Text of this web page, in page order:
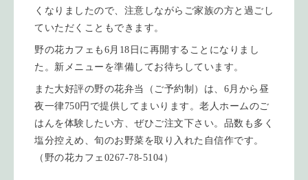
くなりましたので、注意しながらご家族の方と過ごし
ていただくこともできます。
野の花カフェも6月18日に再開することになりまし
た。新メニューを準備してお待ちしています。
また大好評の野の花弁当（ご予約制）は、6月から昼
夜一律750円で提供してまいります。老人ホームのご
はんを体験したい方、ぜひご注文下さい。品数も多く
塩分控えめ、旬のお野菜を取り入れた自信作です。
（野の花カフェ0267-78-5104）